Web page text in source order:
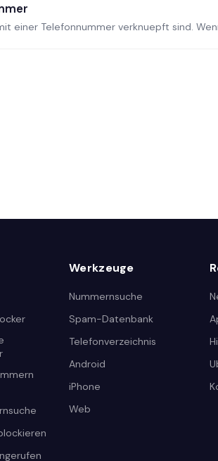
einer Telefonnummer verknuepft sind.
Werkzeuge
Nummernsuche
Spam-Datenbank
Telefonverzeichnis
Android
iPhone
Web